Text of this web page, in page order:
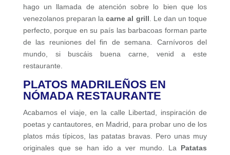
hago un llamada de atención sobre lo bien que los
venezolanos preparan lacarne al grill. Le dan un toque
perfecto, porque en su país las barbacoas forman parte
de las reuniones del fin de semana. Carnívoros del
mundo, si buscáis buena carne, venid a este
restaurante.
PLATOS MADRILEÑOS EN
NÓMADA RESTAURANTE
Acabamos el viaje, en la calle Libertad, inspiración de
poetas y cantautores, en Madrid, para probar uno de los
platos más típicos, las patatas bravas. Pero unas muy
originales que se han ido a ver mundo. La Patatas